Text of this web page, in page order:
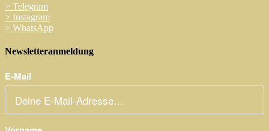
> Telegram
> Instagram
> WhatsApp
Newsletteranmeldung